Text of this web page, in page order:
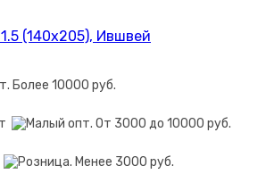
(140х205), Ившвей